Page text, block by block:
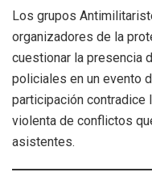
Los grupos
organizadores de la
cuestionar la presencia
policiales en un evento
participación contradice
violenta de conflictos
asistentes.